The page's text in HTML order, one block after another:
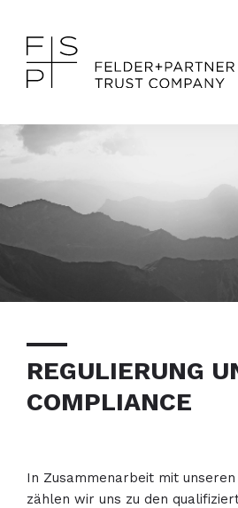
REGULIERUNG
COMPLIANCE
In Zusammenarbeit mit
zählen wir uns zu den